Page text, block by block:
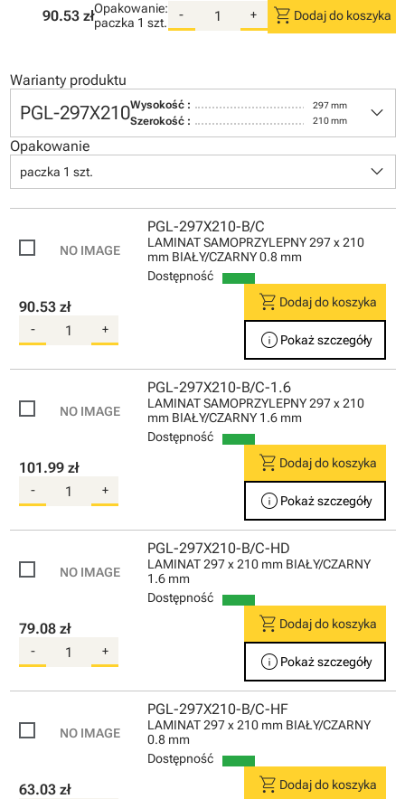
90.53 złOpakowanie:
paczka 1 szt.
- + shopping_cart Dodaj do koszyka
Warianty produktu
PGL-297X210Wysokość : 297 mm
Szerokość : 210 mm keyboard_arrow_down
Opakowanie
paczka 1 szt. keyboard_arrow_down
PGL-297X210-B/C
LAMINAT SAMOPRZYLEPNY 297 x 210
mm BIAŁY/CZARNY 0.8 mm
Dostępność
90.53 zł
- +
shopping_cart Dodaj do koszyka
info Pokaż szczegóły
PGL-297X210-B/C-1.6
LAMINAT SAMOPRZYLEPNY 297 x 210
mm BIAŁY/CZARNY 1.6 mm
Dostępność
101.99 zł
- +
shopping_cart Dodaj do koszyka
info Pokaż szczegóły
PGL-297X210-B/C-HD
LAMINAT 297 x 210 mm BIAŁY/CZARNY
1.6 mm
Dostępność
79.08 zł
- +
shopping_cart Dodaj do koszyka
info Pokaż szczegóły
PGL-297X210-B/C-HF
LAMINAT 297 x 210 mm BIAŁY/CZARNY
0.8 mm
Dostępność
63.03 zł shopping_cart Dodaj do koszyka